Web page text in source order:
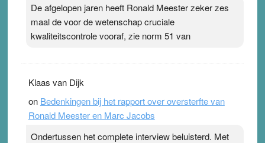
Pleisterplakkers in de topspsort › [...]
De afgelopen jaren heeft Ronald Meester zeker zes
maal de voor de wetenschap cruciale
kwaliteitscontrole vooraf, zie norm 51 van
Klaas van Dijk
on Bedenkingen bij het rapport over oversterfte van
Ronald Meester en Marc Jacobs
Ondertussen het complete interview beluisterd. Met